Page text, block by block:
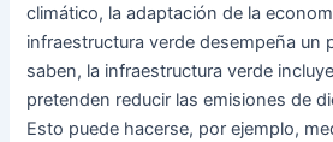
climático, la adaptación de la
infraestructura verde desempeña un
saben, la infraestructura verde
pretenden reducir las emisiones de
Esto puede hacerse, por ejemplo,